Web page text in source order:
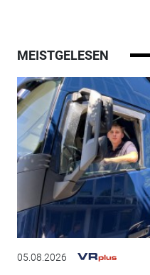
MEISTGELESEN
05.08.2026